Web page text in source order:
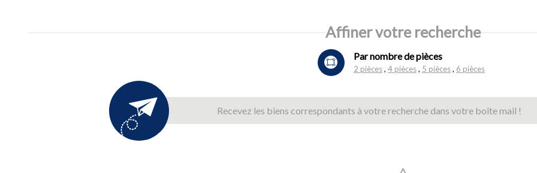
Affiner votre recherche
Par nombre de pièces
2 pièces 4 pièces 5 pièces 6 pièces
Recevez les biens correspondants à votre recherche dans votre boîte mail !